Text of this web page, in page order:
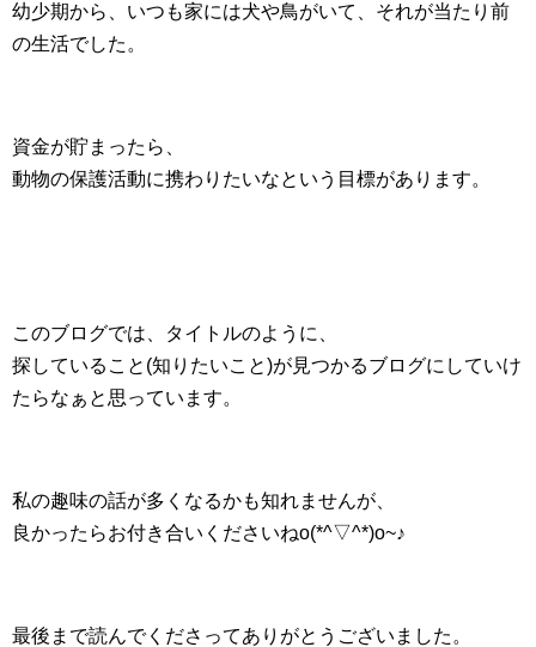
幼少期から、いつも家には犬や鳥がいて、それが当たり前
の生活でした。
資金が貯まったら、
動物の保護活動に携わりたいなという目標があります。
このブログでは、タイトルのように、
探していること(知りたいこと)が見つかるブログにしていけ
たらなぁと思っています。
私の趣味の話が多くなるかも知れませんが、
良かったらお付き合いくださいねo(*^▽^*)o~♪
最後まで読んでくださってありがとうございました。